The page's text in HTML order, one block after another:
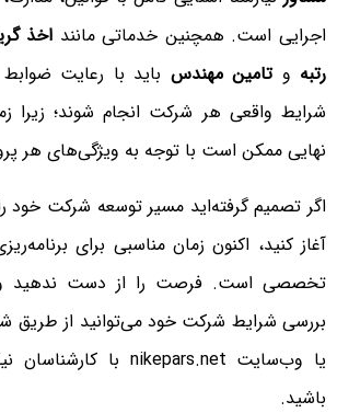
اجرایی است. همچنین خدماتی مانند اخذ
رتبه وتامین مهندس باید با رعایت
شرایط واقعی هر شرکت انجام شوند؛ زیرا
نهایی ممکن است با توجه به ویژگی‌های هر
اگر تصمیم گرفته‌اید مسیر توسعه شرکت خود
آغاز کنید، اکنون زمان مناسبی برای
تخصصی است. فرصت را از دست ندهید و
بررسی شرایط شرکت خود می‌توانید از طریق
یا وب‌سایت nikepars.net با کارشناسان
باشید.